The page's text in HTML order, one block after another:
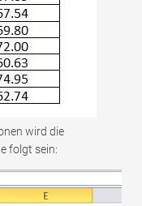
wird die
folgt sein: